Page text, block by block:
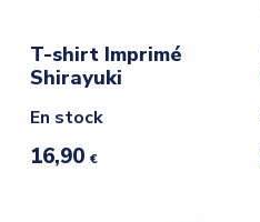
T-shirt Imprimé
Shirayuki
En stock
16,90 €